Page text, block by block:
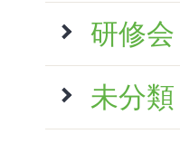
研修
未分類